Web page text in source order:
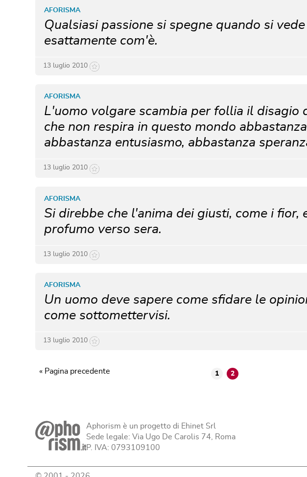
Qualsiasi passione si spegne quando si
esattamente com'è.
AFORISMA
13 luglio 2010
L'uomo volgare scambia per follia il disagio
che non respira in questo mondo
abbastanza entusiasmo, abbastanza
AFORISMA
13 luglio 2010
Si direbbe che l'anima dei giusti, come i fior,
profumo verso sera.
AFORISMA
13 luglio 2010
Un uomo deve sapere come sfidare le
come sottomettervisi.
AFORISMA
13 luglio 2010
1 2
« Pagina precedente
Aphorism è un progetto di Ehinet Srl
Sede legale: Via Ugo De Carolis 74, Roma
P. IVA: 0793109100